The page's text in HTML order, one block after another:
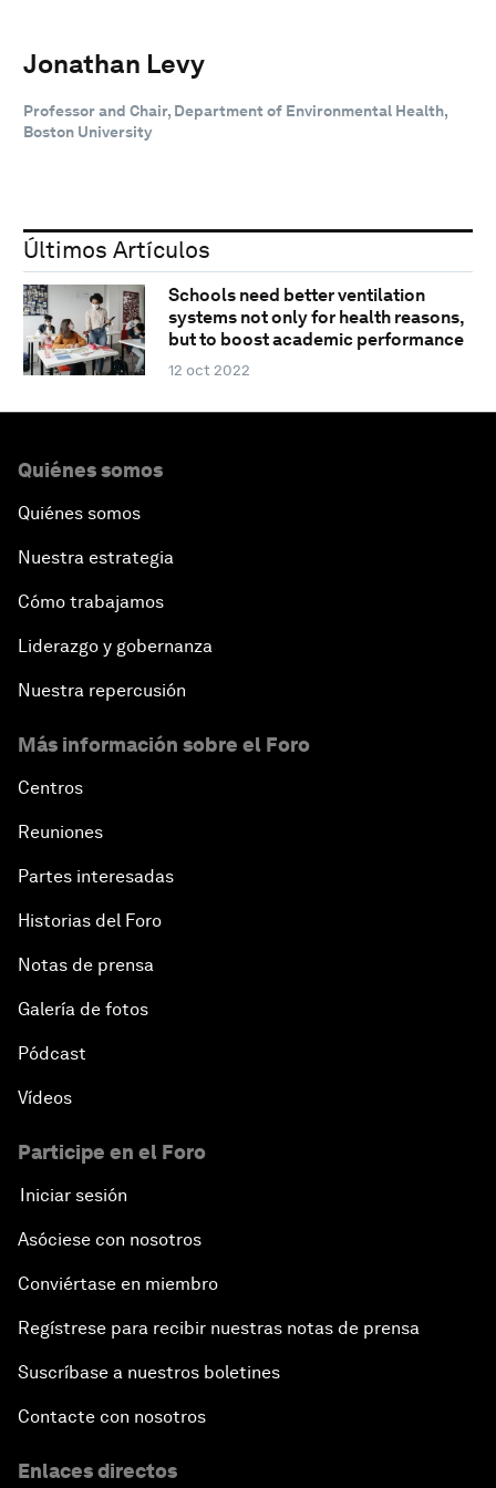
Jonathan Levy
Professor and Chair, Department of Environmental Health,
Boston University
Últimos Artículos
Schools need better ventilation
systems not only for health reasons,
but to boost academic performance
12 oct 2022
Quiénes somos
Quiénes somos
Nuestra estrategia
Cómo trabajamos
Liderazgo y gobernanza
Nuestra repercusión
Más información sobre el Foro
Centros
Reuniones
Partes interesadas
Historias del Foro
Notas de prensa
Galería de fotos
Pódcast
Vídeos
Participe en el Foro
Iniciar sesión
Asóciese con nosotros
Conviértase en miembro
Regístrese para recibir nuestras notas de prensa
Suscríbase a nuestros boletines
Contacte con nosotros
Enlaces directos